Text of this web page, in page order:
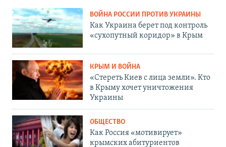
ВОЙНА РОССИИ ПРОТИВ УКРАИНЫ
Как Украина берет под контроль
«сухопутный коридор» в Крым
КРЫМ И ВОЙНА
«Стереть Киев с лица земли». Кто
в Крыму хочет уничтожения
Украины
ОБЩЕСТВО
Как Россия «мотивирует»
крымских абитуриентов